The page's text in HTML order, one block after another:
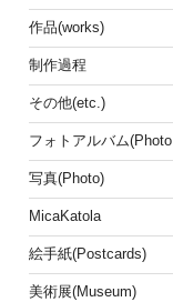
作品(works)
制作過程
その他(etc.)
フォトアルバム
写真(Photo)
MicaKatola
絵手紙(Postcards)
美術展(Museum)